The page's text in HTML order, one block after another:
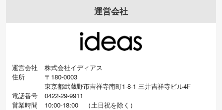
運営会社
運営会社
株式会社イディアス
住所
〒180-0003
東京都武蔵野市吉祥寺南町1-8-1 三井吉祥寺ビル4F
電話番号
0422-29-9911
営業時間
10:00-18:00 （土日祝を除く）